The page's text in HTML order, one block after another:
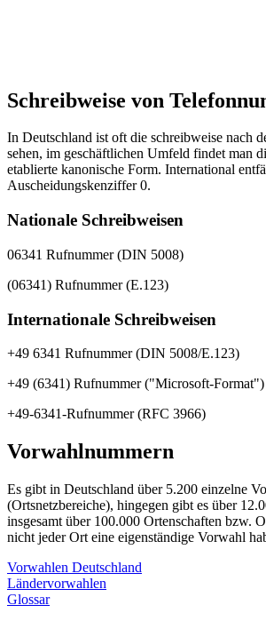
Schreibweise von
In Deutschland ist oft die schreibweise nach
sehen, im geschäftlichen Umfeld findet man
etablierte kanonische Form. International
Auscheidungskenziffer 0.
Nationale Schreibweisen
06341 Rufnummer (DIN 5008)
(06341) Rufnummer (E.123)
Internationale Schreibweisen
+49 6341 Rufnummer (DIN 5008/E.123)
+49 (6341) Rufnummer ("Microsoft-Format")
+49-6341-Rufnummer (RFC 3966)
Vorwahlnummern
Es gibt in Deutschland über 5.200 einzelne
(Ortsnetzbereiche), hingegen gibt es über
insgesamt über 100.000 Ortenschaften bzw.
nicht jeder Ort eine eigenständige Vorwahl
Vorwahlen Deutschland
Ländervorwahlen
Glossar